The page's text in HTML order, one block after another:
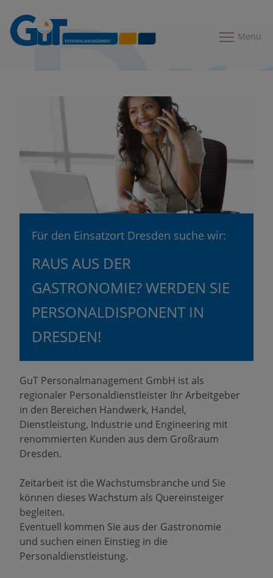
Menu
Für den Einsatzort Dresden suche wir:
RAUS AUS DER
GASTRONOMIE? WERDEN SIE
PERSONALDISPONENT IN
DRESDEN!
GuT Personalmanagement GmbH ist als
regionaler Personaldienstleister Ihr Arbeitgeber
in den Bereichen Handwerk, Handel,
Dienstleistung, Industrie und Engineering mit
renommierten Kunden aus dem Großraum
Dresden.
Zeitarbeit ist die Wachstumsbranche und Sie
können dieses Wachstum als Quereinsteiger
begleiten.
Eventuell kommen Sie aus der Gastronomie
und suchen einen Einstieg in die
Personaldienstleistung.